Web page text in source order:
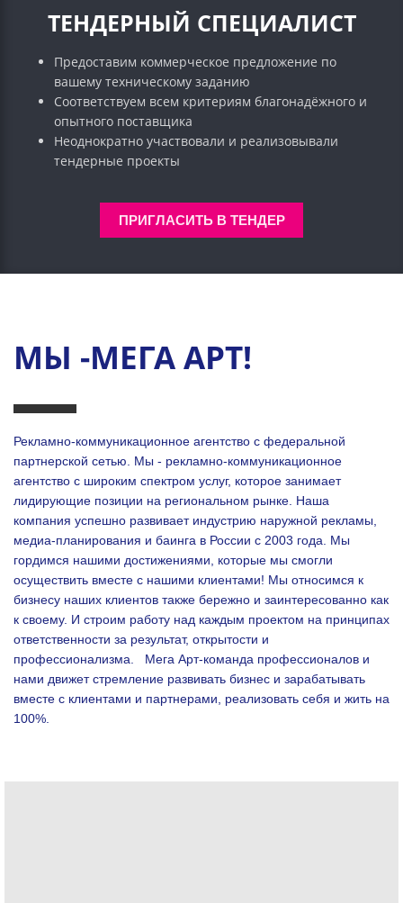
ТЕНДЕРНЫЙ СПЕЦИАЛИСТ
Предоставим коммерческое предложение по
вашему техническому заданию
Соответствуем всем критериям благонадёжного и
опытного поставщика
Неоднократно участвовали и реализовывали
тендерные проекты
ПРИГЛАСИТЬ В ТЕНДЕР
МЫ -МЕГА АРТ!
Рекламно-коммуникационное агентство с федеральной
партнерской сетью. Мы - рекламно-коммуникационное
агентство с широким спектром услуг, которое занимает
лидирующие позиции на региональном рынке. Наша
компания успешно развивает индустрию наружной рекламы,
медиа-планирования и баинга в России с 2003 года. Мы
гордимся нашими достижениями, которые мы смогли
осуществить вместе с нашими клиентами! Мы относимся к
бизнесу наших клиентов также бережно и заинтересованно как
к своему. И строим работу над каждым проектом на принципах
ответственности за результат, открытости и
профессионализма. Мега Арт-команда профессионалов и
нами движет стремление развивать бизнес и зарабатывать
вместе с клиентами и партнерами, реализовать себя и жить на
100%.